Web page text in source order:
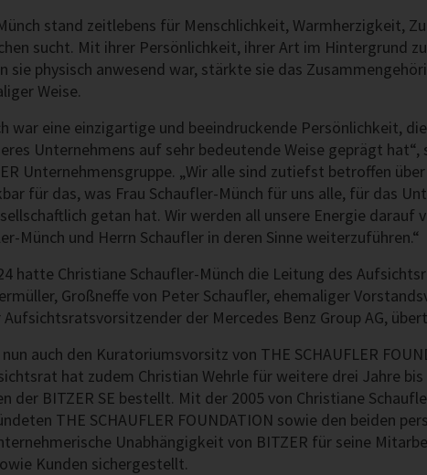
stand zeitlebens für Menschlichkeit, Warmherzigkeit,
sucht. Mit ihrer Persönlichkeit, ihrer Art im Hintergrund
sie physisch anwesend war, stärkte sie das
Weise.
war eine einzigartige und beeindruckende Persönlichkeit,
Unternehmens auf sehr bedeutende Weise geprägt hat“,
Unternehmensgruppe. „Wir alle sind zutiefst betroffen
für das, was Frau Schaufler-Münch für uns alle, für das
getan hat. Wir werden all unsere Energie darauf
Münch und Herrn Schaufler in deren Sinne weiterzuführen.“
hatte Christiane Schaufler-Münch die Leitung des
Großneffe von Peter Schaufler, ehemaliger
Aufsichtsratsvorsitzender der Mercedes Benz Group AG,
auch den Kuratoriumsvorsitz von THE SCHAUFLER
hat zudem Christian Wehrle für weitere drei Jahre bis
der BITZER SE bestellt. Mit der 2005 von Christiane
THE SCHAUFLER FOUNDATION sowie den beiden
Unabhängigkeit von BITZER für seine
Kunden sichergestellt.